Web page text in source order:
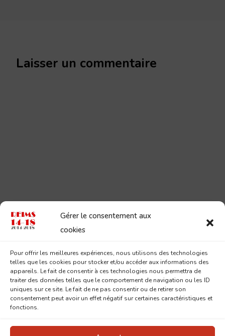
Gérer le consentement aux
cookies
Pour offrir les meilleures expériences, nous utilisons des technologies
telles que les cookies pour stocker et/ou accéder aux informations des
appareils. Le fait de consentir à ces technologies nous permettra de
traiter des données telles que le comportement de navigation ou les ID
uniques sur ce site. Le fait de ne pas consentir ou de retirer son
consentement peut avoir un effet négatif sur certaines caractéristiques et
fonctions.
Laisser un commentaire